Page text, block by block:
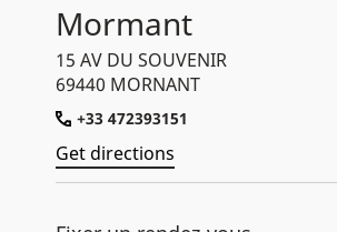
Mormant
15 AV DU SOUVENIR
69440 MORNANT
+33 472393151
Get directions